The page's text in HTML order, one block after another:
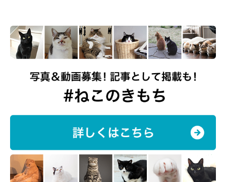
おばあちゃん猫だけが食べることのできるゴハンが気になってしょうがな
い、あんこちゃん。
@MikaMaumau
飼い主さんご家族の一員となったあんこちゃん。飼い主さんは、
「ヤンチャな子猫のあんこを受け入れてくれた先住猫と先代犬に
感謝しています」とも話していました。